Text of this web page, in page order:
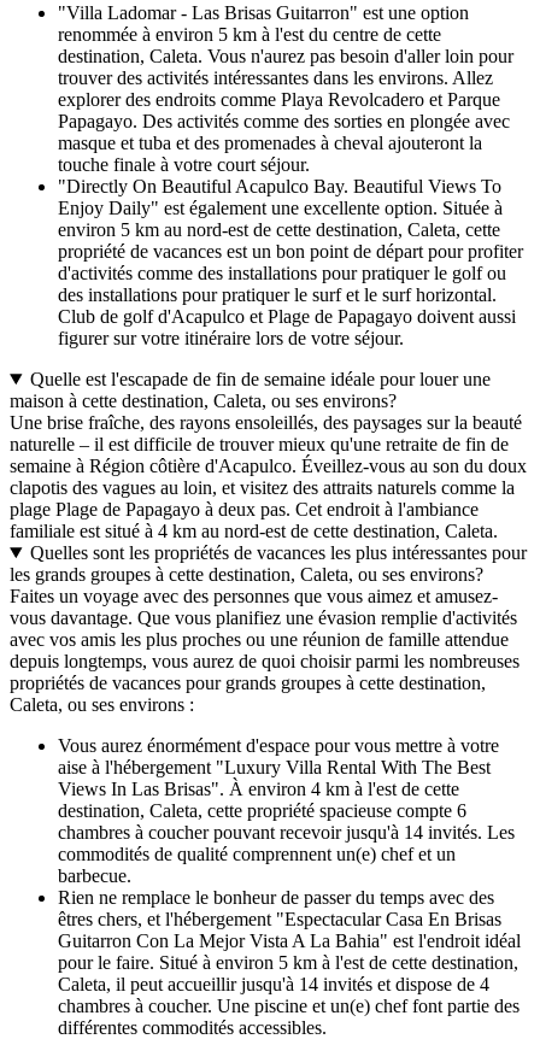
"Villa Ladomar - Las Brisas Guitarron" est une option
renommée à environ 5 km à l'est du centre de cette
destination, Caleta. Vous n'aurez pas besoin d'aller loin pour
trouver des activités intéressantes dans les environs. Allez
explorer des endroits comme Playa Revolcadero et Parque
Papagayo. Des activités comme des sorties en plongée avec
masque et tuba et des promenades à cheval ajouteront la
touche finale à votre court séjour.
"Directly On Beautiful Acapulco Bay. Beautiful Views To
Enjoy Daily" est également une excellente option. Située à
environ 5 km au nord-est de cette destination, Caleta, cette
propriété de vacances est un bon point de départ pour profiter
d'activités comme des installations pour pratiquer le golf ou
des installations pour pratiquer le surf et le surf horizontal.
Club de golf d'Acapulco et Plage de Papagayo doivent aussi
figurer sur votre itinéraire lors de votre séjour.
Quelle est l'escapade de fin de semaine idéale pour louer une
maison à cette destination, Caleta, ou ses environs?
Une brise fraîche, des rayons ensoleillés, des paysages sur la beauté
naturelle – il est difficile de trouver mieux qu'une retraite de fin de
semaine à Région côtière d'Acapulco. Éveillez-vous au son du doux
clapotis des vagues au loin, et visitez des attraits naturels comme la
plage Plage de Papagayo à deux pas. Cet endroit à l'ambiance
familiale est situé à 4 km au nord-est de cette destination, Caleta.
Quelles sont les propriétés de vacances les plus intéressantes pour
les grands groupes à cette destination, Caleta, ou ses environs?
Faites un voyage avec des personnes que vous aimez et amusez-
vous davantage. Que vous planifiez une évasion remplie d'activités
avec vos amis les plus proches ou une réunion de famille attendue
depuis longtemps, vous aurez de quoi choisir parmi les nombreuses
propriétés de vacances pour grands groupes à cette destination,
Caleta, ou ses environs :
Vous aurez énormément d'espace pour vous mettre à votre
aise à l'hébergement "Luxury Villa Rental With The Best
Views In Las Brisas". À environ 4 km à l'est de cette
destination, Caleta, cette propriété spacieuse compte 6
chambres à coucher pouvant recevoir jusqu'à 14 invités. Les
commodités de qualité comprennent un(e) chef et un
barbecue.
Rien ne remplace le bonheur de passer du temps avec des
êtres chers, et l'hébergement "Espectacular Casa En Brisas
Guitarron Con La Mejor Vista A La Bahia" est l'endroit idéal
pour le faire. Situé à environ 5 km à l'est de cette destination,
Caleta, il peut accueillir jusqu'à 14 invités et dispose de 4
chambres à coucher. Une piscine et un(e) chef font partie des
différentes commodités accessibles.